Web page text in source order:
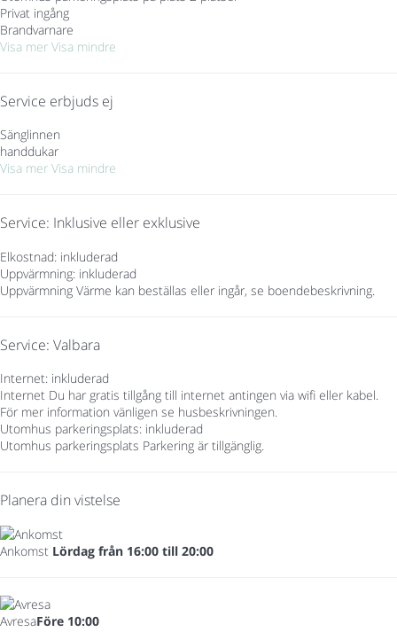
Privat ingång
Brandvarnare
Visa mer Visa mindre
Service erbjuds ej
Sänglinnen
handdukar
Visa mer Visa mindre
Service: Inklusive eller exklusive
Elkostnad: inkluderad
Uppvärmning: inkluderad
Uppvärmning Värme kan beställas eller ingår, se boendebeskrivning.
Service: Valbara
Internet: inkluderad
Internet Du har gratis tillgång till internet antingen via wifi eller kabel.
För mer information vänligen se husbeskrivningen.
Utomhus parkeringsplats: inkluderad
Utomhus parkeringsplats Parkering är tillgänglig.
Planera din vistelse
Ankomst Lördag från 16:00 till 20:00
AvresaFöre 10:00